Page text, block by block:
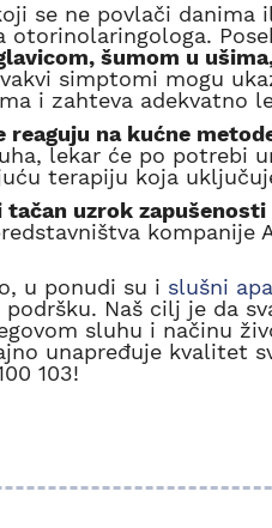
se ne povlači danima
šumom u
simptomi mogu
i zahteva adekvatno
na kućne
lekar će po potrebi
terapiju koja
uzrok zapušenosti
kompanije
u ponudi su i slušni
Naš cilj je da
sluhu i načinu
unapređuje kvalitet
103!